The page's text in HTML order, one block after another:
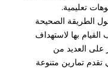
تعليمية.
الطريقة الصحيحة
بها لاستهداف
على العديد من
تقدم تمارين متنوعة